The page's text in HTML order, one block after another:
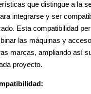
que distingue a la
integrarse y ser
Esta compatibilidad
las máquinas y
marcas, ampliando así
proyecto.